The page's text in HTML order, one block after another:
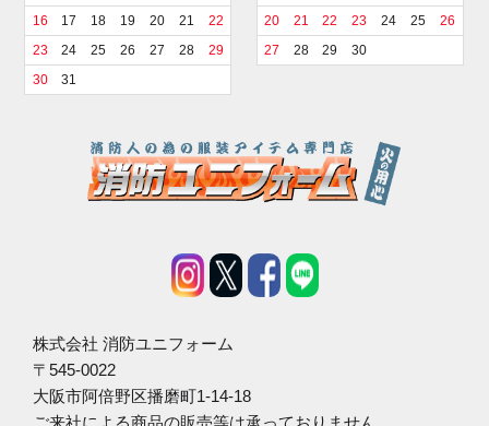
16
17 18 19 20 21
22
23
24 25 26 27 28
29
30
31
20
21 22 23 24 25
26
27
28 29 30
株式会社 消防ユニフォーム
〒545-0022
大阪市阿倍野区播磨町1-14-18
ご来社による商品の販売等は承っておりません。